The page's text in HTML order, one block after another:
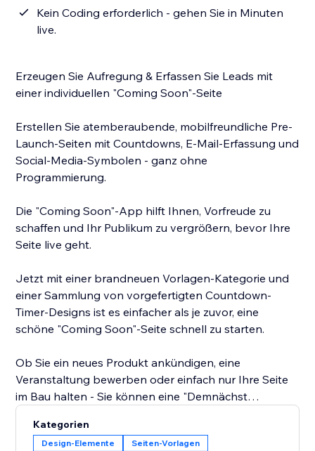
Kein Coding erforderlich - gehen Sie in Minuten
live.
Erzeugen Sie Aufregung & Erfassen Sie Leads mit
einer individuellen "Coming Soon"-Seite
Erstellen Sie atemberaubende, mobilfreundliche Pre-
Launch-Seiten mit Countdowns, E-Mail-Erfassung und
Social-Media-Symbolen - ganz ohne
Programmierung.
Die "Coming Soon"-App hilft Ihnen, Vorfreude zu
schaffen und Ihr Publikum zu vergrößern, bevor Ihre
Seite live geht.
Jetzt mit einer brandneuen Vorlagen-Kategorie und
einer Sammlung von vorgefertigten Countdown-
Timer-Designs ist es einfacher als je zuvor, eine
schöne "Coming Soon"-Seite schnell zu starten.
Ob Sie ein neues Produkt ankündigen, eine
Veranstaltung bewerben oder einfach nur Ihre Seite
im Bau halten - Sie können eine "Demnächst
Minuten Leads erfassen.
Kategorien
Design-Elemente Seiten-Vorlagen